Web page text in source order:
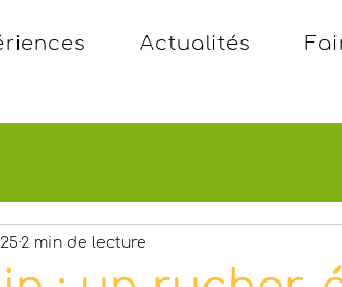
Actualités
2 min de lecture